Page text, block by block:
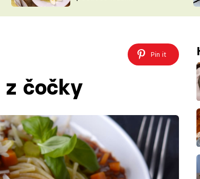
VYCHYTÁVKY
ČASOPIS
Pin it
z čočky